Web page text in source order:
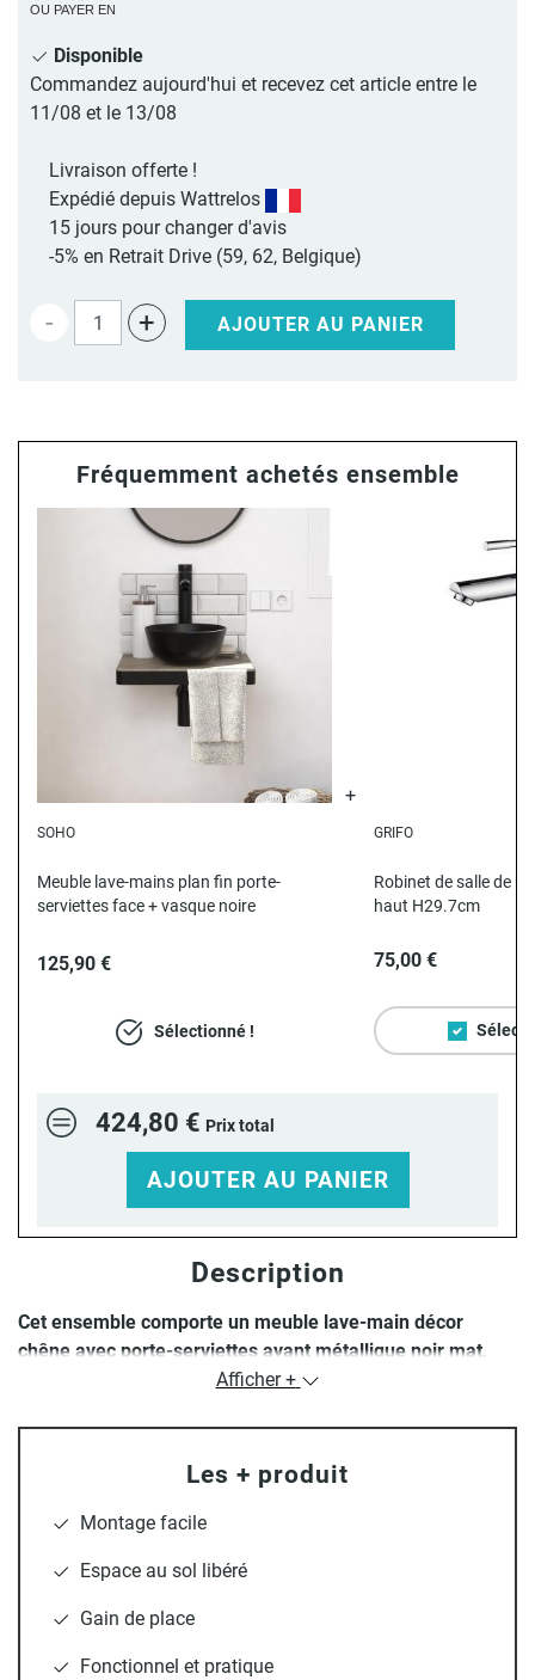
OU PAYER EN
Disponible
Commandez aujourd'hui et recevez cet article entre le
11/08 et le 13/08
Livraison offerte !
Expédié depuis Wattrelos
15 jours pour changer d'avis
-5% en Retrait Drive (59, 62, Belgique)
- + AJOUTER AU PANIER
Fréquemment achetés ensemble
SOHO
Meuble lave-mains plan fin porte-
serviettes face + vasque noire
125,90 €
Sélectionné !
GRIFO
Robinet de salle de
haut H29.7cm
75,00 €
424,80 € Prix total
AJOUTER AU PANIER
Description
Cet ensemble comporte un meuble lave-main décor
chêne avec porte-serviettes avant métallique noir mat,
ainsi qu’une vasque ronde noire mat.
structure métallique sont la solution parfaite pour votre
petite salle d’eau ! Il rendra votre espace lave-main
pose suspendue. Résistant à l’usure et à l’humidité grâce à
longévité due à sa fabrication en PPM (Panneaux de
Particules Mélaminé) de haute qualité. Ce meuble pourra
Afficher +
Les + produit
Montage facile
Espace au sol libéré
Gain de place
Fonctionnel et pratique